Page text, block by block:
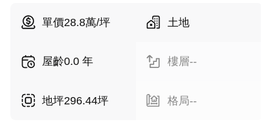
單價28.8萬/坪 土地
屋齡0.0 年 樓層--
地坪296.44坪 格局--